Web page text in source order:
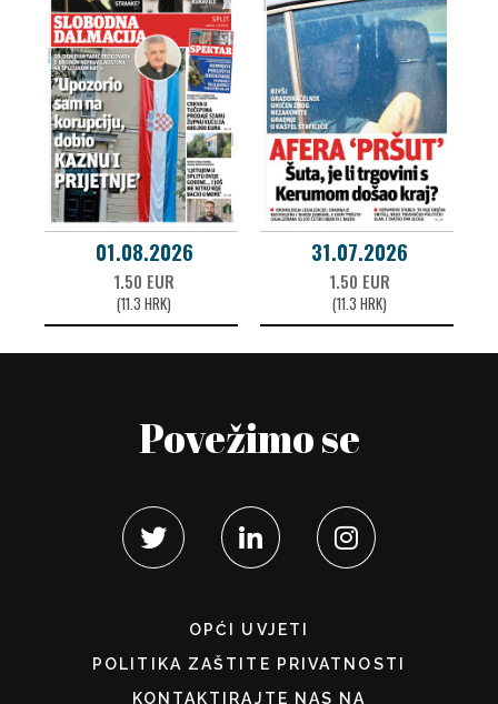
01.08.2026
1.50 EUR
(11.3 HRK)
31.07.2026
1.50 EUR
(11.3 HRK)
Povežimo se
OPĆI UVJETI
POLITIKA ZAŠTITE PRIVATNOSTI
KONTAKTIRAJTE NAS NA